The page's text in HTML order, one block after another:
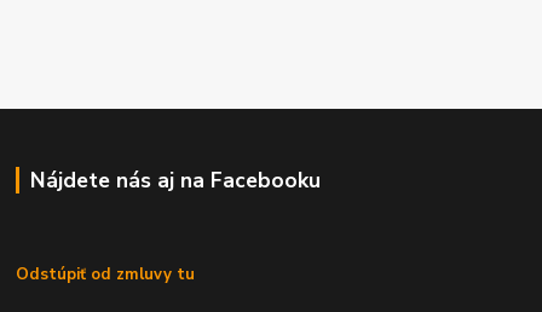
Nájdete nás aj na Facebooku
Odstúpiť od zmluvy tu